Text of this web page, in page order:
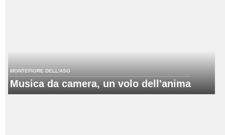
MONTEFIORE DELL'ASO
Musica da camera, un volo dell'anima